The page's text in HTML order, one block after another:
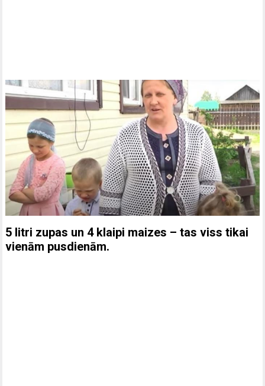
5 litri zupas un 4 klaipi maizes – tas viss tikai
vienām pusdienām.